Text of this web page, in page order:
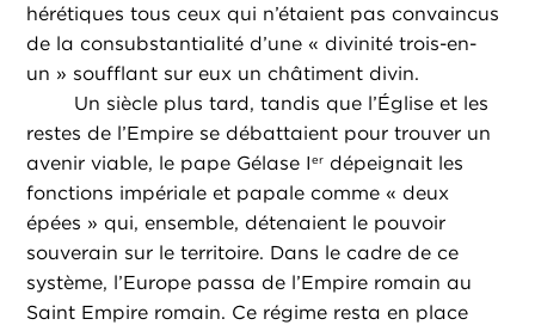
hérétiques tous ceux qui n’étaient pas convaincus
de la consubstantialité d’une « divinité trois-en-
un » soufflant sur eux un châtiment divin.
Un siècle plus tard, tandis que l’Église et les
restes de l’Empire se débattaient pour trouver un
avenir viable, le pape Gélase Ier dépeignait les
fonctions impériale et papale comme « deux
épées » qui, ensemble, détenaient le pouvoir
souverain sur le territoire. Dans le cadre de ce
système, l’Europe passa de l’Empire romain au
Saint Empire romain. Ce régime resta en place